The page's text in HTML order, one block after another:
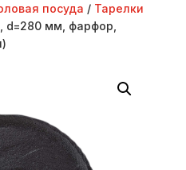
посуда / Тарелки
d=280 мм, фарфор,